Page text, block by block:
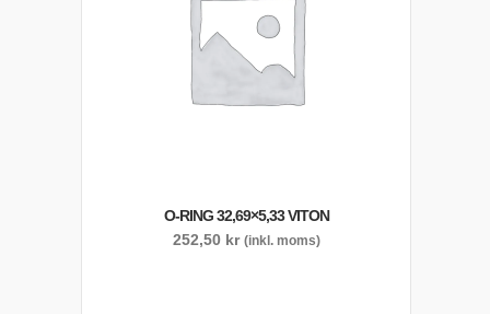
O-RING 32,69×5,33 VITON
252,50 kr (inkl. moms)